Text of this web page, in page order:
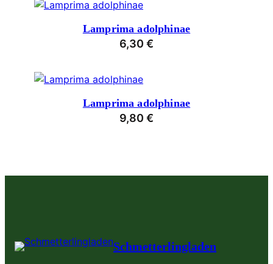
Lamprima adolphinae
6,30 €
Lamprima adolphinae
9,80 €
Schmetterlingladen